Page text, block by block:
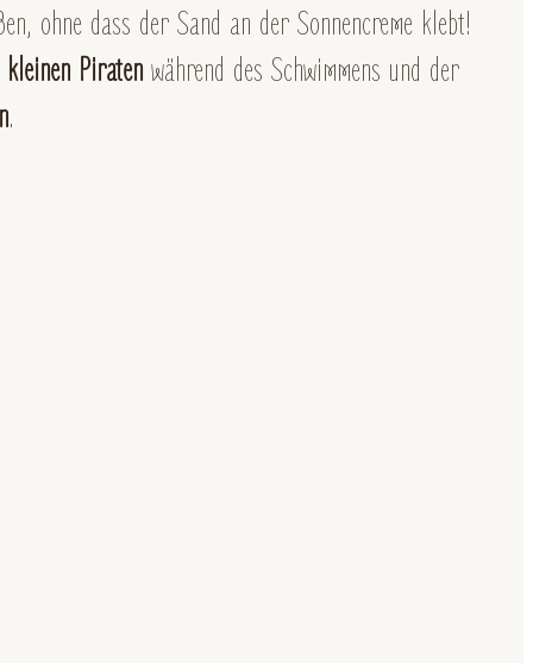
ohne dass der Sand an der Sonnencreme klebt!
Piraten während des Schwimmens und der
.